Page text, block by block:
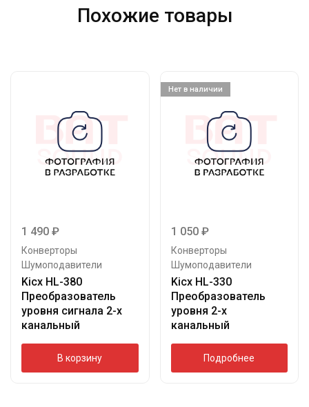
Похожие товары
1 490 ₽
Конверторы
Шумоподавители
Kicx HL-380
Преобразователь
уровня сигнала 2-х
канальный
В корзину
Нет в наличии
1 050 ₽
Конверторы
Шумоподавители
Kicx HL-330
Преобразователь
уровня 2-х
канальный
Подробнее